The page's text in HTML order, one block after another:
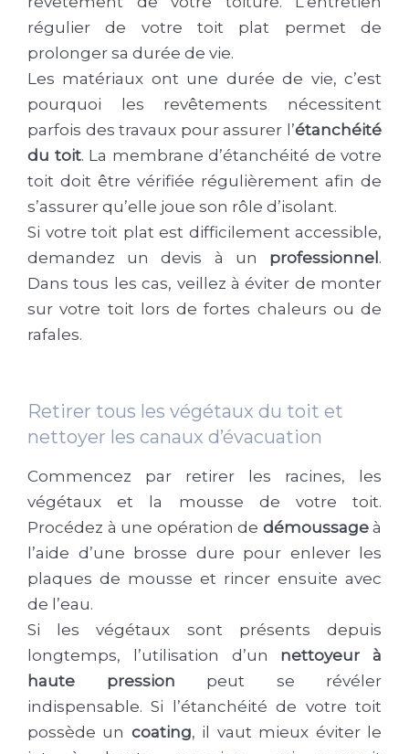
régulier de votre toit plat permet de
prolonger sa durée de vie.
Les matériaux ont une durée de vie, c’est
pourquoi les revêtements nécessitent
parfois des travaux pour assurer l’étanchéité
du toit. La membrane d’étanchéité de votre
toit doit être vérifiée régulièrement afin de
s’assurer qu’elle joue son rôle d’isolant.
Si votre toit plat est difficilement accessible,
demandez un devis à un professionnel .
Dans tous les cas, veillez à éviter de monter
sur votre toit lors de fortes chaleurs ou de
rafales.
Retirer tous les végétaux du toit et
nettoyer les canaux d’évacuation
Commencez par retirer les racines, les
végétaux et la mousse de votre toit.
Procédez à une opération de démoussageà
l’aide d’une brosse dure pour enlever les
plaques de mousse et rincer ensuite avec
de l’eau.
Si les végétaux sont présents depuis
longtemps, l’utilisation d’un nettoyeur à
haute pression peut se révéler
indispensable. Si l’étanchéité de votre toit
possède un coating, il vaut mieux éviter le